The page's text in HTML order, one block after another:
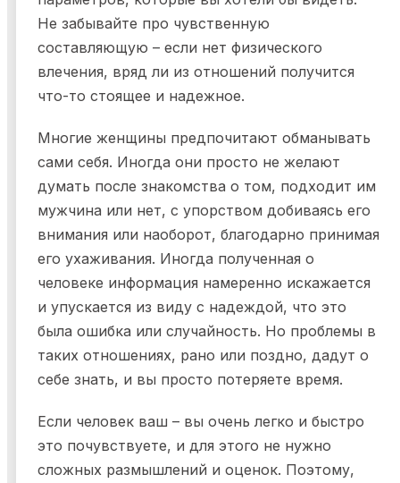
Не забывайте про чувственную
составляющую – если нет физического
влечения, вряд ли из отношений получится
что-то стоящее и надежное.
Многие женщины предпочитают обманывать
сами себя. Иногда они просто не желают
думать после знакомства о том, подходит им
мужчина или нет, с упорством добиваясь его
внимания или наоборот, благодарно принимая
его ухаживания. Иногда полученная о
человеке информация намеренно искажается
и упускается из виду с надеждой, что это
была ошибка или случайность. Но проблемы в
таких отношениях, рано или поздно, дадут о
себе знать, и вы просто потеряете время.
Если человек ваш – вы очень легко и быстро
это почувствуете, и для этого не нужно
сложных размышлений и оценок. Поэтому,